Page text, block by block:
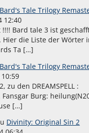
Tale Trilogy
12:40
Bard tale 3 ist
Hier die Liste der Wörter
Ta […]
Tale Trilogy
zu den DREAMSPELL :
Burg:
[…]
Divinity: Original Sin 2